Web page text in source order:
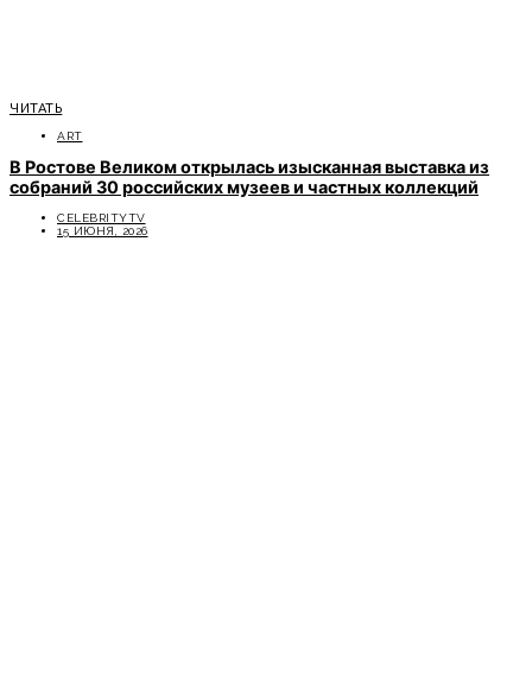
ЧИТАТЬ
ART
В Ростове Великом открылась изысканная выставка из
собраний 30 российских музеев и частных коллекций
CELEBRITYTV
15 ИЮНЯ, 2026